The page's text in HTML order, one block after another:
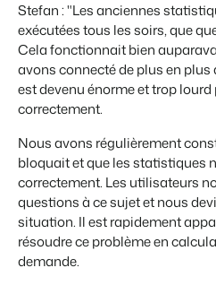
Marketing
Marketing en ligne
La puissante alliance entre
performance
Marketing Immobilier
Votre projet est vendu en un rien de
Booking Analytics
Solution reporting Premium
À propos de nous
Service client
Obtenez des réponses á vos
Trouvez votre nouveau job de rêve !
Contact
Contactez nous.
À propos de nous
Découvrez les personnes derrière
Stefan : "Les anciennes
exécutées tous les soirs, que
Cela fonctionnait bien
avons connecté de plus en plus
est devenu énorme et trop
correctement.
Nous avons régulièrement
bloquait et que les statistiques
correctement. Les utilisateurs
questions à ce sujet et nous
situation. Il est rapidement
résoudre ce problème en
demande.